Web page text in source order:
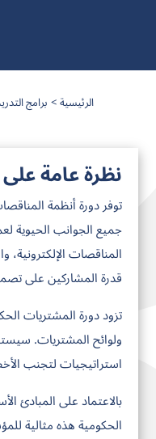
الرئيسية برامج
نظرة عامة على
توفر دورة أنظمة
جميع الجوانب الحيوية
المناقصات
قدرة المشاركين على
تزود دورة المشتريات
ولوائح المشتريات.
استراتيجيات لتجنب
بالاعتماد على المبادئ
الحكومية هذه مثالية